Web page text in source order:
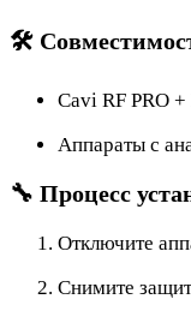
🛠
Cavi RF PRO
Аппараты с
🔧 Процесс
Отключите
Снимите